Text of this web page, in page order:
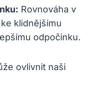
Rovnováha v
klidnějšímu
odpočinku.